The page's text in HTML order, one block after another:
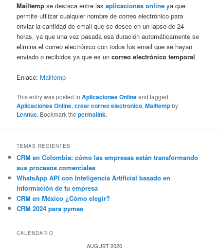
Mailtemp se destaca entre lasaplicaciones online ya que
permite utilizar cualquier nombre de correo electrónico para
enviar la cantidad de email que se desee en un lapso de 24
horas, ya que una vez pasada esa duración automáticamente se
elimina el correo electrónico con todos los email que se hayan
enviado o recibidos ya que es uncorreo electrónico temporal.
Enlace: Mailtemp
This entry was posted inAplicaciones Onlineand tagged
Aplicaciones Online,crear correo electronico,Mailtempby
Lennuc. Bookmark thepermalink.
TEMAS RECIENTES
CRM en Colombia: cómo las empresas están transformando
sus procesos comerciales
WhatsApp API con Inteligencia Artificial basado en
información de tu empresa
CRM en México ¿Cómo elegir?
CRM 2024 para pymes
CALENDARIO
AUGUST 2026